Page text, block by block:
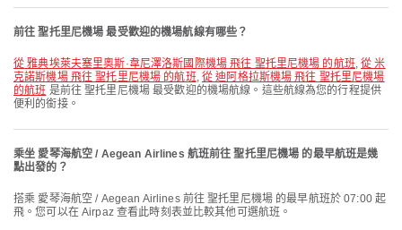
前往 聖托里尼機場 最受歡迎的機場航線有哪些？
從 雅典埃萊夫塞里奧斯·韋尼澤洛斯國際機場 飛往 聖托里尼機場 的航班,從 米
克諾斯機場 飛往 聖托里尼機場 的航班, 從 迪阿格拉斯機場 飛往 聖托里尼機場
的航班 是前往 聖托里尼機場 最受歡迎的機場航線。這些航線為您的行程提供
便利的銜接。
乘坐 愛琴海航空 / Aegean Airlines 航班前往 聖托里尼機場 的最早航班是幾
點出發的？
搭乘 愛琴海航空 / Aegean Airlines 前往 聖托里尼機場 的最早航班於 07:00 起
飛。您可以在 Airpaz 查看此時刻表並比較其他可選航班。